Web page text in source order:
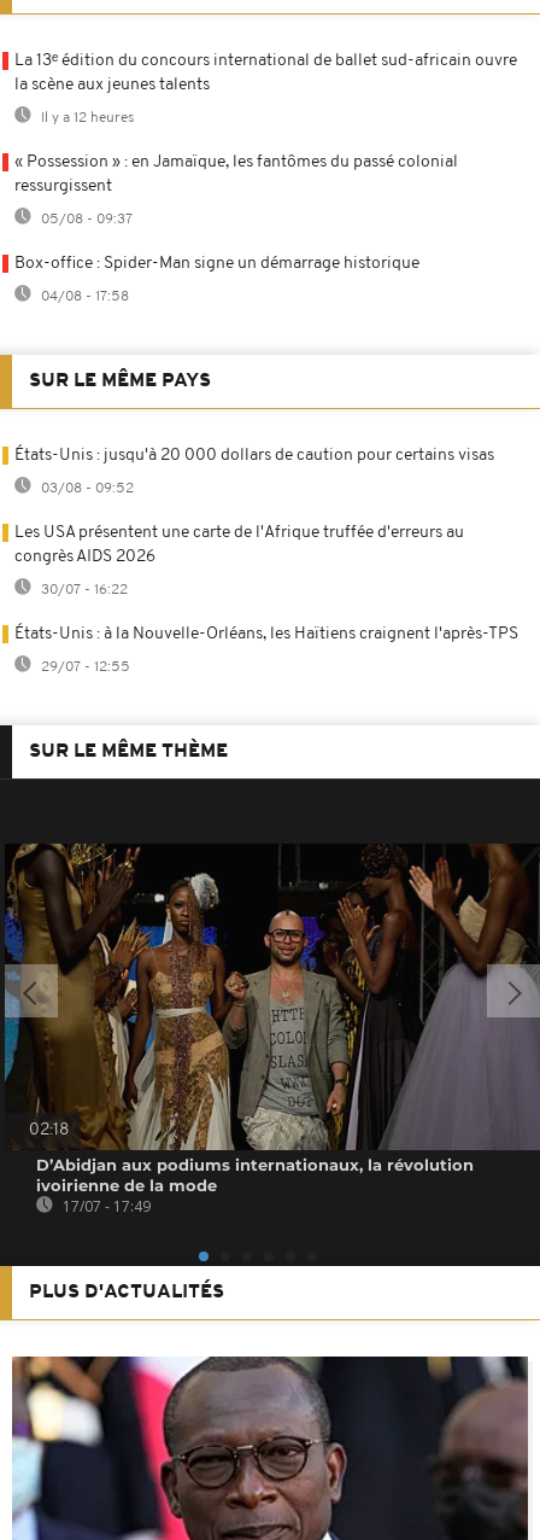
La 13ᵉ édition du concours international de ballet sud-africain ouvre
la scène aux jeunes talents
Il y a 12 heures
« Possession » : en Jamaïque, les fantômes du passé colonial
ressurgissent
05/08 - 09:37
Box-office : Spider-Man signe un démarrage historique
04/08 - 17:58
SUR LE MÊME PAYS
États-Unis : jusqu'à 20 000 dollars de caution pour certains visas
03/08 - 09:52
Les USA présentent une carte de l'Afrique truffée d'erreurs au
congrès AIDS 2026
30/07 - 16:22
États-Unis : à la Nouvelle-Orléans, les Haïtiens craignent l'après-TPS
29/07 - 12:55
SUR LE MÊME THÈME
02:18
D’Abidjan aux podiums internationaux, la révolution
ivoirienne de la mode
17/07 - 17:49
PLUS D'ACTUALITÉS